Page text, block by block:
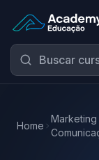
Academy
Home
Marketing